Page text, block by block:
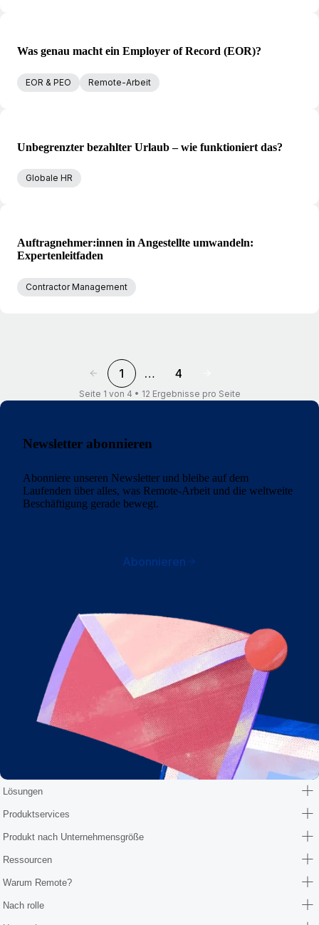
Was genau macht ein Employer of Record (EOR)?
EOR & PEO Remote-Arbeit
Unbegrenzter bezahlter Urlaub – wie funktioniert das?
Globale HR
Auftragnehmer:innen in Angestellte umwandeln:
Expertenleitfaden
Contractor Management
1 … 4
Seite 1 von 4 • 12 Ergebnisse pro Seite
Newsletter abonnieren
Abonniere unseren Newsletter und bleibe auf dem
Laufenden über alles, was Remote-Arbeit und die weltweite
Beschäftigung gerade bewegt.
Abonnieren
Lösungen
Produktservices
Produkt nach Unternehmensgröße
Ressourcen
Warum Remote?
Nach rolle